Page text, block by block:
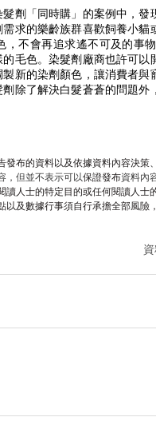
劑「同時購」的案例中，
求的樂齡族群喜歡飼養小
，不會再追求遙不可及的事
毛色。染髮劑廠商也許可
新的染劑顏色，讓消費者
除了解決白髮蒼蒼的問題
發布的資料以及依據資料內容決
，但並不表示可以保證發布資料內
人士的特定目的或任何閱讀人士
及數據行事須自行承擔全部風險，